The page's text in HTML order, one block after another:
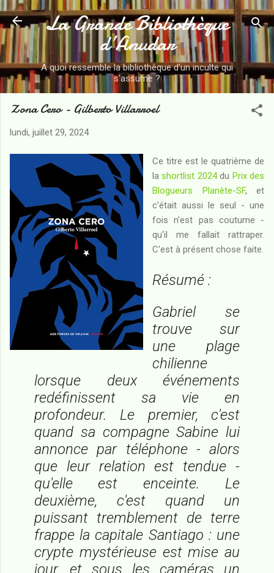
Accéder au contenu principal
La Grande Bibliothèque
d’Anudar
A quoi ressemble la bibliothèque d'un inculte qui
s'assume ?
Zona Cero - Gilberto Villarroel
lundi, juillet 29, 2024
Ce titre est le quatrième de
lashortlist 2024du Prix des
Blogueurs Planète-SF, et
c'était aussi le seul - une
fois n'est pas coutume -
qu'il me fallait rattraper.
C'est à présent chose faite.
Résumé :
Gabriel se
trouve sur
une plage
chilienne
lorsque deux événements
redéfinissent sa vie en
profondeur. Le premier, c'est
quand sa compagne Sabine lui
annonce par téléphone - alors
que leur relation est tendue -
qu'elle est enceinte. Le
deuxième, c'est quand un
puissant tremblement de terre
frappe la capitale Santiago : une
crypte mystérieuse est mise au
jour, et sous les caméras un